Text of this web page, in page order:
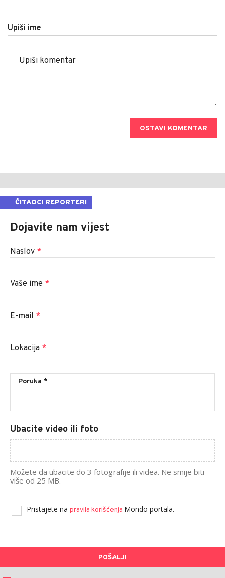
Upiši ime
OSTAVI KOMENTAR
ČITAOCI REPORTERI
Dojavite nam vijest
Naslov *
Vaše ime *
E-mail *
Lokacija *
Ubacite video ili foto
Možete da ubacite do 3 fotografije ili videa. Ne smije biti
više od 25 MB.
Pristajete na pravila korišćenja Mondo portala.
POŠALJI